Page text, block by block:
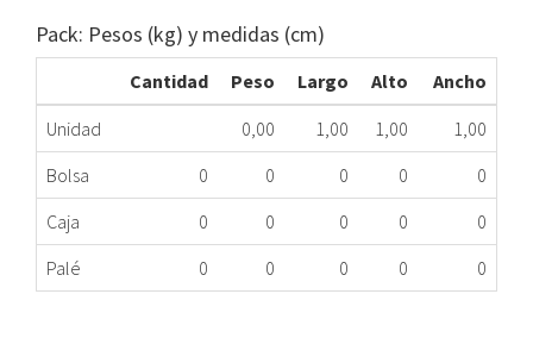
Pack: Pesos (kg) y medidas (cm)
Cantidad Peso Largo Alto
Ancho
Unidad
0,00 1,00 1,00
1,00
Bolsa
0 0 0 0
0
Caja
0 0 0 0
0
Palé
0 0 0 0 0